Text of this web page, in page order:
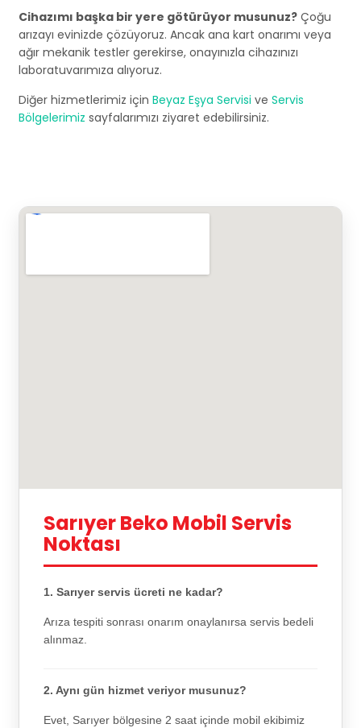
Cihazımı başka bir yere götürüyor musunuz? Çoğu
arızayı evinizde çözüyoruz. Ancak ana kart onarımı veya
ağır mekanik testler gerekirse, onayınızla cihazınızı
laboratuvarımıza alıyoruz.
Diğer hizmetlerimiz için Beyaz Eşya Servisi ve Servis
Bölgelerimiz sayfalarımızı ziyaret edebilirsiniz.
Sarıyer Beko Mobil Servis
Noktası
1. Sarıyer servis ücreti ne kadar?
Arıza tespiti sonrası onarım onaylanırsa servis bedeli
alınmaz.
2. Aynı gün hizmet veriyor musunuz?
Evet, Sarıyer bölgesine 2 saat içinde mobil ekibimiz